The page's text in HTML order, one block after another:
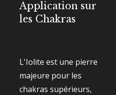
Application sur
les Chakras
L'Iolite est une pierre
majeure pour les
chakras supérieurs,